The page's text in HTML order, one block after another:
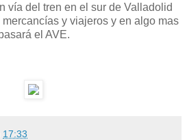
vía del tren en el sur de Valladolid
y viajeros y en algo mas
el AVE.
17:33